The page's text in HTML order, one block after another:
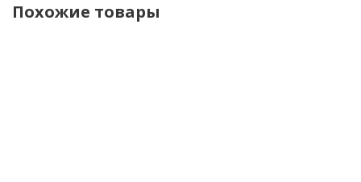
Похожие товары